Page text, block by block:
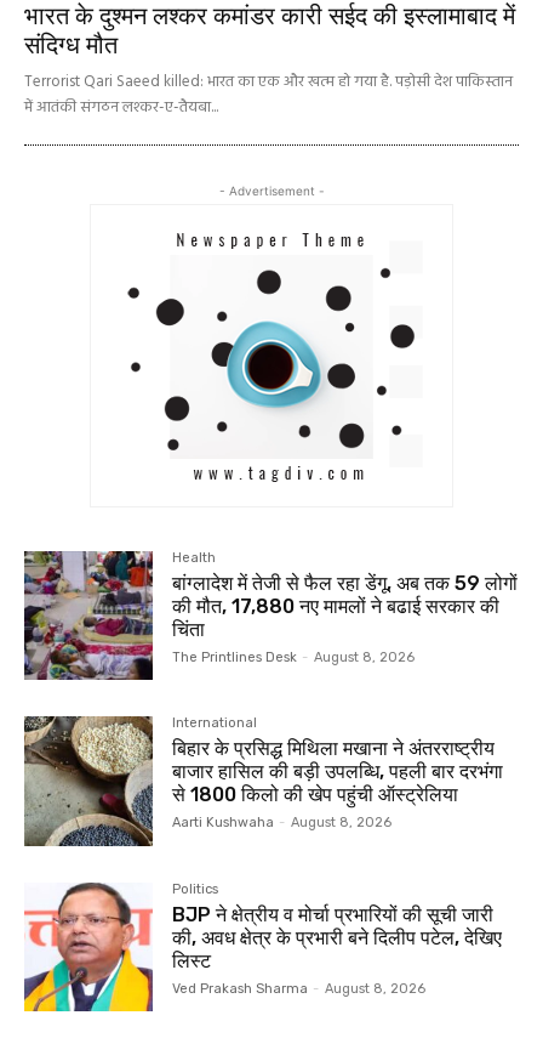
भारत के दुश्मन लश्कर कमांडर कारी सईद की इस्लामाबाद में
संदिग्ध मौत
Terrorist Qari Saeed killed: भारत का एक और खत्म हो गया है. पड़ोसी देश पाकिस्तान
में आतंकी संगठन लश्कर-ए-तैयबा...
- Advertisement -
Health
बांग्लादेश में तेजी से फैल रहा डेंगू, अब तक 59 लोगों
की मौत, 17,880 नए मामलों ने बढाई सरकार की
चिंता
The Printlines Desk - August 8, 2026
International
बिहार के प्रसिद्ध मिथिला मखाना ने अंतरराष्ट्रीय
बाजार हासिल की बड़ी उपलब्धि, पहली बार दरभंगा
से 1800 किलो की खेप पहुंची ऑस्ट्रेलिया
Aarti Kushwaha - August 8, 2026
Politics
BJP ने क्षेत्रीय व मोर्चा प्रभारियों की सूची जारी
की, अवध क्षेत्र के प्रभारी बने दिलीप पटेल, देखिए
लिस्ट
Ved Prakash Sharma - August 8, 2026